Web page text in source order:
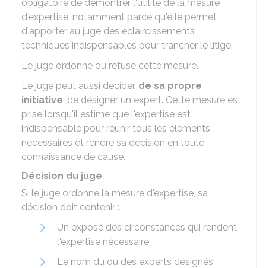
obligatoire de démontrer l'utilité de la mesure
d'expertise, notamment parce qu'elle permet
d'apporter au juge des éclaircissements
techniques indispensables pour trancher le litige.
Le juge ordonne ou refuse cette mesure.
Le juge peut aussi décider, de sa propre
initiative, de désigner un expert. Cette mesure est
prise lorsqu'il estime que l'expertise est
indispensable pour réunir tous les éléments
nécessaires et rendre sa décision en toute
connaissance de cause.
Décision du juge
Si le juge ordonne la mesure d'expertise, sa
décision doit contenir :
Un exposé des circonstances qui rendent
l'expertise nécessaire
Le nom du ou des experts désignés